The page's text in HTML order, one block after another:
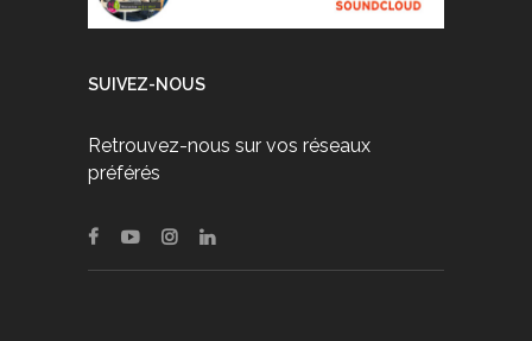
SUIVEZ-NOUS
Retrouvez-nous sur vos réseaux
préférés